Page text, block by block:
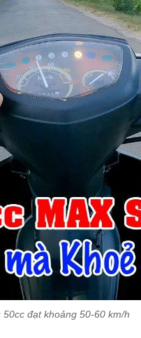
50cc đạt khoảng 50-60 km/h